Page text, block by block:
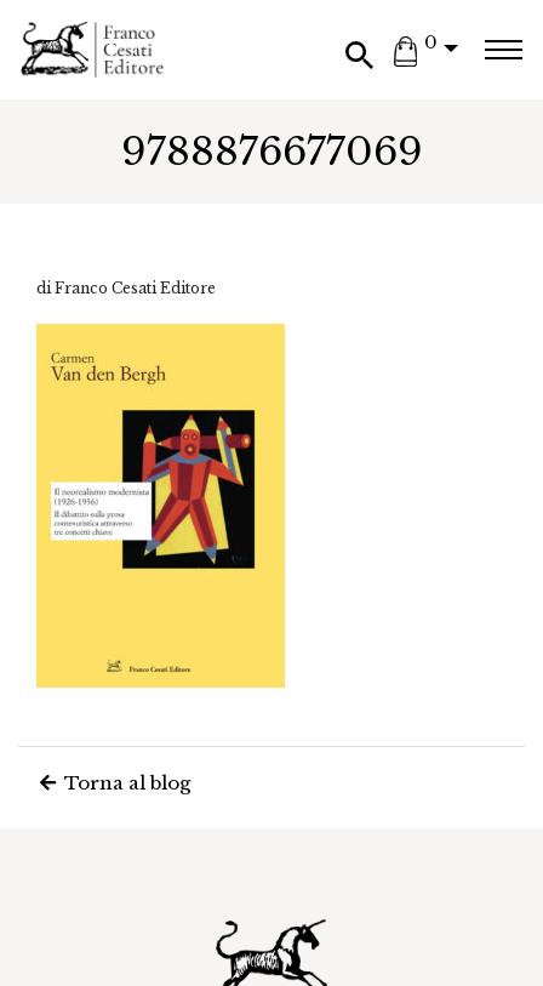
0
9788876677069
di Franco Cesati Editore
Torna al blog